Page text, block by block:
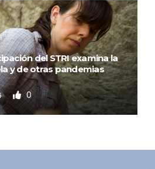
del STRI examina la
y de otras pandemias
0